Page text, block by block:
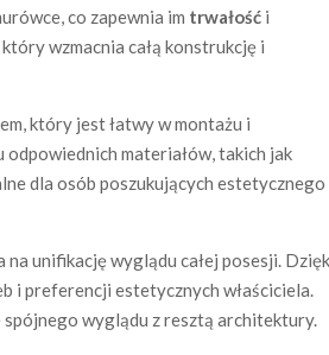
co zapewnia im trwałość i
wzmacnia całą konstrukcję i
który jest łatwy w montażu i
materiałów, takich jak
dla osób poszukujących estetycznego
unifikację wyglądu całej posesji.
i preferencji estetycznych właściciela.
wyglądu z resztą architektury.